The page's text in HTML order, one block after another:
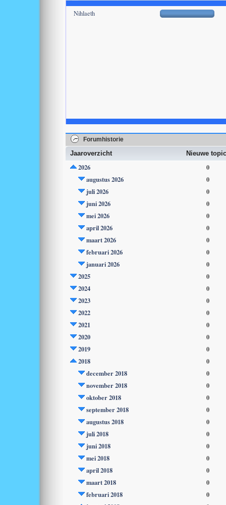
Nihlaeth
Forumhistorie
Jaaroverzicht Nieuwe
2026
0
augustus 2026
0
juli 2026
0
juni 2026
0
mei 2026
0
april 2026
0
maart 2026
0
februari 2026
0
januari 2026
0
2025
0
2024
0
2023
0
2022
0
2021
0
2020
0
2019
0
2018
0
december 2018
0
november 2018
0
oktober 2018
0
september 2018
0
augustus 2018
0
juli 2018
0
juni 2018
0
mei 2018
0
april 2018
0
maart 2018
0
februari 2018
0